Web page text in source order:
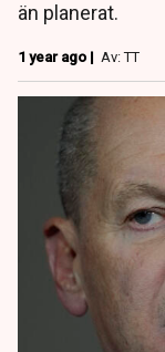
än planerat.
1 year ago | Av: TT